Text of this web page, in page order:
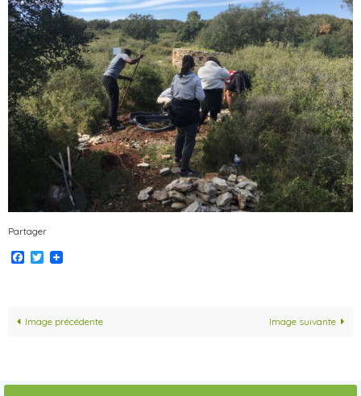
Partager
Facebook
Twitter
Image précédente Image suivante